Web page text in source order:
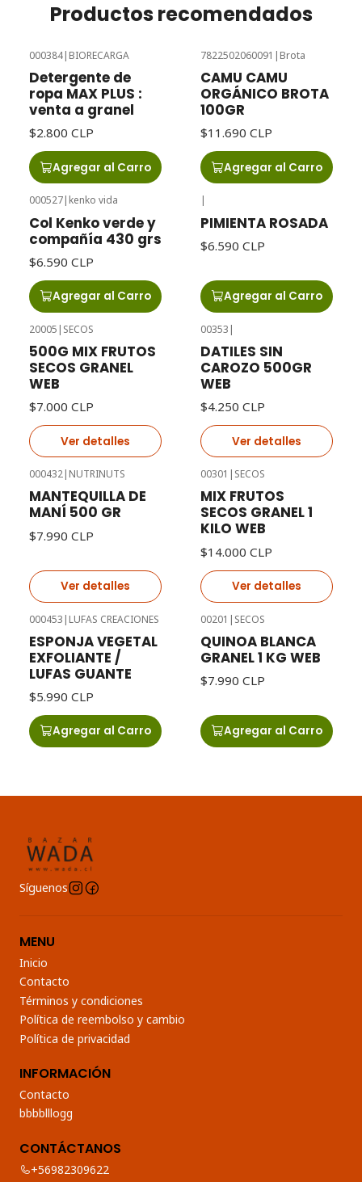
Productos recomendados
000384| BIORECARGA
Detergente de
ropa MAX PLUS :
venta a granel
$2.800 CLP
Agregar al Carro
7822502060091 | Brota
CAMU CAMU
ORGÁNICO BROTA
100GR
$11.690 CLP
Agregar al Carro
000527| kenko vida
Col Kenko verde y
compañía 430 grs
$6.590 CLP
Agregar al Carro
|
PIMIENTA ROSADA
$6.590 CLP
Agregar al Carro
20005 | SECOS
500G MIX FRUTOS
SECOS GRANEL
WEB
$7.000 CLP
Ver detalles
00353 |
DATILES SIN
CAROZO 500GR
WEB
$4.250 CLP
Ver detalles
000432| NUTRINUTS
MANTEQUILLA DE
MANÍ 500 GR
$7.990 CLP
Ver detalles
00301 | SECOS
MIX FRUTOS
SECOS GRANEL 1
KILO WEB
$14.000 CLP
Ver detalles
000453 | LUFAS CREACIONES
ESPONJA VEGETAL
EXFOLIANTE /
LUFAS GUANTE
$5.990 CLP
Agregar al Carro
00201 | SECOS
QUINOA BLANCA
GRANEL 1 KG WEB
$7.990 CLP
Agregar al Carro
Síguenos
MENU
Inicio
Contacto
Términos y condiciones
Política de reembolso y cambio
Política de privacidad
INFORMACIÓN
Contacto
bbbblllogg
CONTÁCTANOS
+56982309622